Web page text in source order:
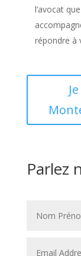
l’avocat
répondre à
Parlez